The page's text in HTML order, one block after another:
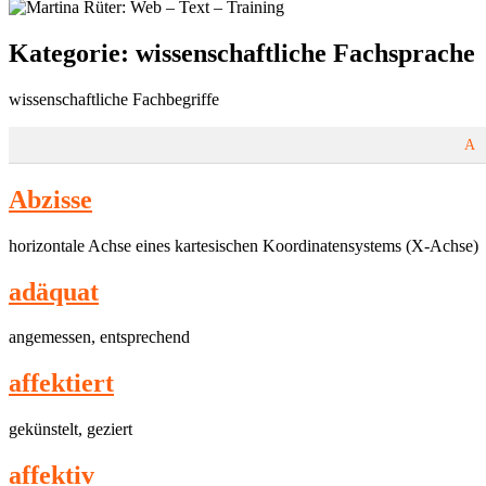
Kategorie: wissenschaftliche Fachsprache
wissenschaftliche Fachbegriffe
A
Abzisse
horizontale Achse eines kartesischen Koordinatensystems (X-Achse)
ad­äquat
angemessen, entsprechend
af­fek­tiert
gekünstelt, geziert
affektiv